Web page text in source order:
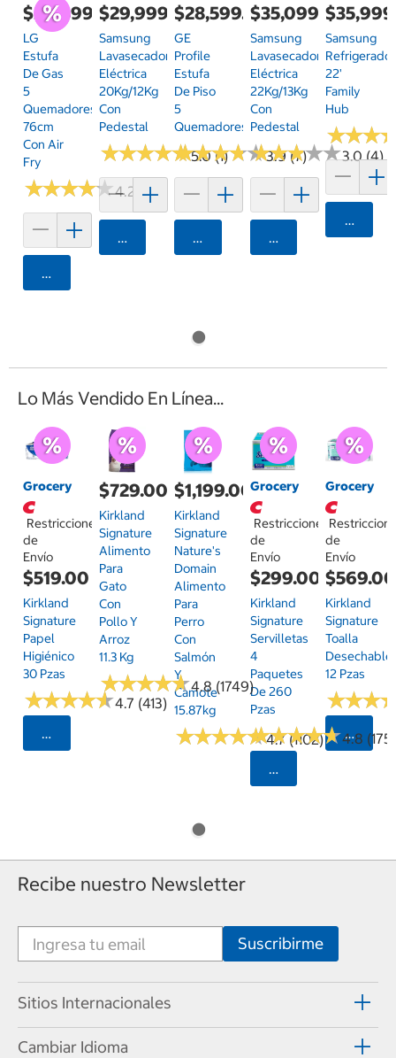
$26,499.00
LG
Estufa
De Gas
5
Quemadores
76cm
Con Air
Fry
★★★★★
★★★★★4.2 (48)
Agregar
$29,999.00
Samsung
Lavasecadora
Eléctrica
20Kg/12Kg
Con
Pedestal
★★★★★
★★★★★5.0 (1)
Agregar
$28,599.00
GE
Profile
Estufa
De Piso
5
Quemadores
★★★★★
★★★★★3.9 (7)
Agregar
$35,099.00
Samsung
Lavasecadora
Eléctrica
22Kg/13Kg
Con
Pedestal
★★★★★
★★★★★3.0 (4)
Agregar
Samsung
Refrigerador
22'
Family
Hub
★★★
★★★
Lo Más Vendido En Línea...
Grocery
Restricciones
de
Envío
$519.00
Kirkland
Signature
Papel
Higiénico
30 Pzas
★★★★★
★★★★★4.7 (413)
Seleccionar Código Postal
$729.00
Kirkland
Signature
Alimento
Para
Gato
Con
Pollo Y
Arroz
11.3 Kg
★★★★★
★★★★★4.8 (1749)
$1,199.00
Kirkland
Signature
Nature's
Domain
Alimento
Para
Perro
Con
Salmón
Y
Camote
15.87kg
★★★★★
★★★★★4.7 (1102)
Grocery
Restricciones
de
Envío
$299.00
Kirkland
Signature
Servilletas
4
Paquetes
De 260
Pzas
★★★★★
★★★★★4.8 (175)
Seleccionar
Grocery
de
Envío
$569.00
Kirkland
Signature
Toalla
Desechable
12 Pzas
★★★
★★★
Recibe nuestro Newsletter
Sitios Internacionales
Cambiar Idioma